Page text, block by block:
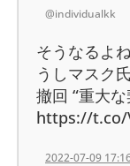
@individualkk
そうなるよ
うしマスク
撤回 “重大
https://t.co/
2022-07-09